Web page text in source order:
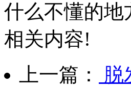
什么不懂的地
相关内容!
上一篇：
脱